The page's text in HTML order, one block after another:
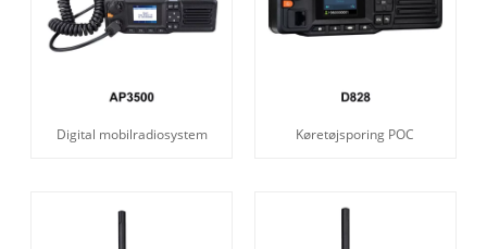
Digital mobilradiosystem Køretøjsporing POC